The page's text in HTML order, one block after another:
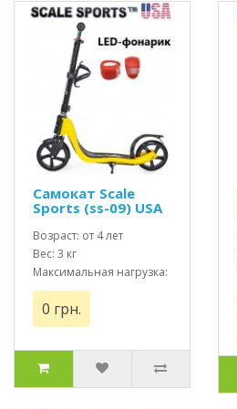
Самокат Scale
Sports (ss-09) USA
фонарик
Возраст: от 4 лет
Вес: 3 кг
Максимальная нагрузка:
до 80 кг
0 грн.